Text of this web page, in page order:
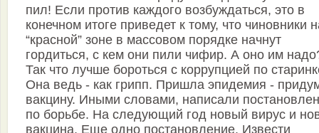
пил! Если против каждого возбуждаться, это в
конечном итоге приведет к тому, что чиновники
“красной” зоне в массовом порядке начнут
гордиться, с кем они пили чифир. А оно им
Так что лучше бороться с коррупцией по
Она ведь - как грипп. Пришла эпидемия -
вакцину. Иными словами, написали
по борьбе. На следующий год новый вирус и
вакцина. Еще одно постановление. Извести